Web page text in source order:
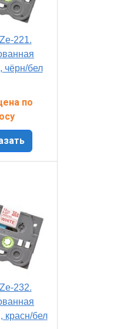
221.
чёрн/бел
по
232.
красн/бел